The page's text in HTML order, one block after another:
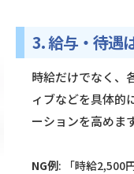
3. 給与・待遇
時給だけでなく、
ィブなどを具体的
ーションを高めます
NG例: 「時給2,500円